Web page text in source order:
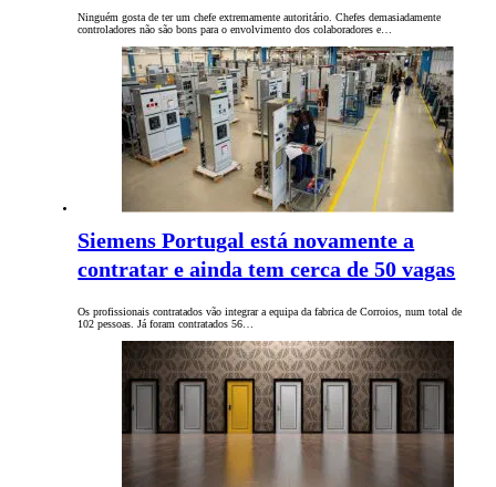
Ninguém gosta de ter um chefe extremamente autoritário. Chefes demasiadamente
controladores não são bons para o envolvimento dos colaboradores e…
Siemens Portugal está novamente a
contratar e ainda tem cerca de 50 vagas
Os profissionais contratados vão integrar a equipa da fabrica de Corroios, num total de
102 pessoas. Já foram contratados 56…